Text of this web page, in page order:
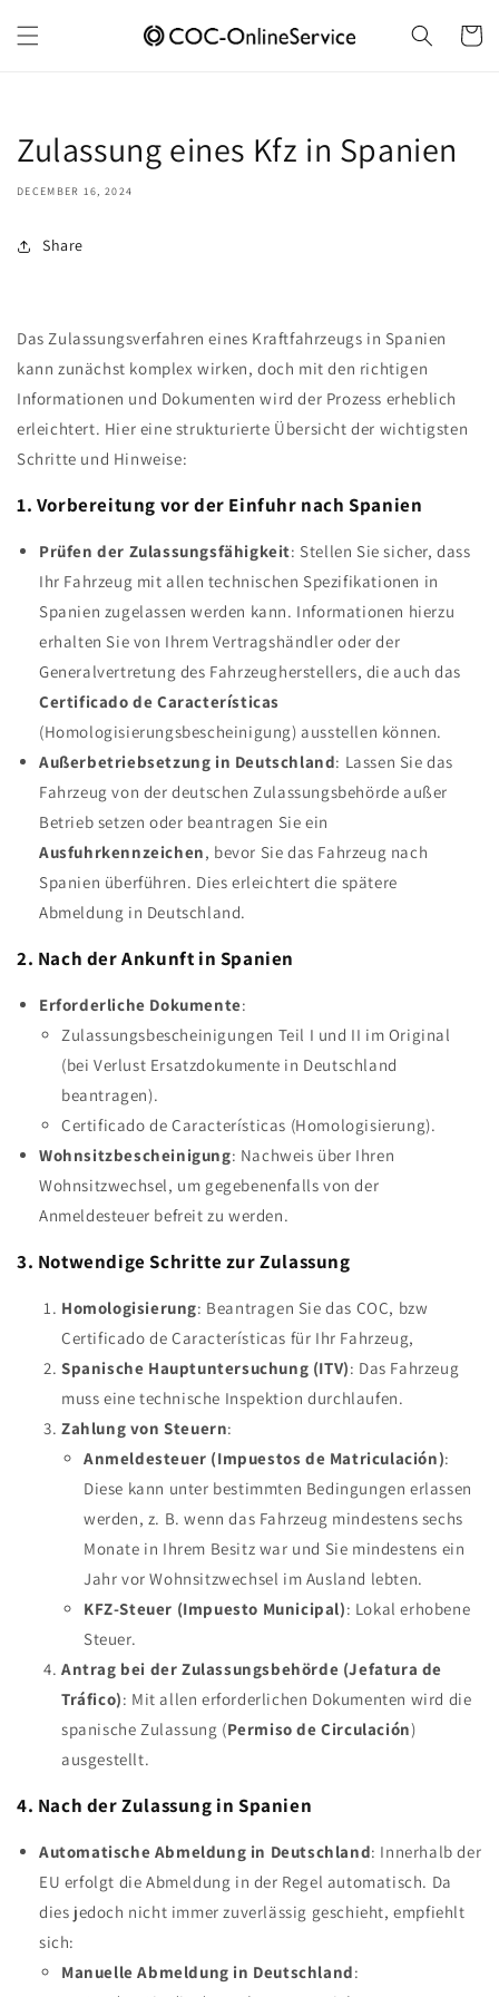
content
Cart
Zulassung eines Kfz in Spanien
DECEMBER 16, 2024
Share
Das Zulassungsverfahren eines Kraftfahrzeugs in Spanien
kann zunächst komplex wirken, doch mit den richtigen
Informationen und Dokumenten wird der Prozess erheblich
erleichtert. Hier eine strukturierte Übersicht der wichtigsten
Schritte und Hinweise:
1. Vorbereitung vor der Einfuhr nach Spanien
Prüfen der Zulassungsfähigkeit: Stellen Sie sicher, dass
Ihr Fahrzeug mit allen technischen Spezifikationen in
Spanien zugelassen werden kann. Informationen hierzu
erhalten Sie von Ihrem Vertragshändler oder der
Generalvertretung des Fahrzeugherstellers, die auch das
Certificado de Características
(Homologisierungsbescheinigung) ausstellen können.
Außerbetriebsetzung in Deutschland: Lassen Sie das
Fahrzeug von der deutschen Zulassungsbehörde außer
Betrieb setzen oder beantragen Sie ein
Ausfuhrkennzeichen, bevor Sie das Fahrzeug nach
Spanien überführen. Dies erleichtert die spätere
Abmeldung in Deutschland.
2. Nach der Ankunft in Spanien
Erforderliche Dokumente:
Zulassungsbescheinigungen Teil I und II im Original
(bei Verlust Ersatzdokumente in Deutschland
beantragen).
Certificado de Características (Homologisierung).
Wohnsitzbescheinigung: Nachweis über Ihren
Wohnsitzwechsel, um gegebenenfalls von der
Anmeldesteuer befreit zu werden.
3. Notwendige Schritte zur Zulassung
Homologisierung: Beantragen Sie das COC, bzw
Certificado de Características für Ihr Fahrzeug,
Spanische Hauptuntersuchung (ITV): Das Fahrzeug
muss eine technische Inspektion durchlaufen.
Zahlung von Steuern:
Anmeldesteuer (Impuestos de Matriculación):
Diese kann unter bestimmten Bedingungen erlassen
werden, z. B. wenn das Fahrzeug mindestens sechs
Monate in Ihrem Besitz war und Sie mindestens ein
Jahr vor Wohnsitzwechsel im Ausland lebten.
KFZ-Steuer (Impuesto Municipal): Lokal erhobene
Steuer.
Antrag bei der Zulassungsbehörde (Jefatura de
Tráfico): Mit allen erforderlichen Dokumenten wird die
spanische Zulassung (Permiso de Circulación)
ausgestellt.
4. Nach der Zulassung in Spanien
Automatische Abmeldung in Deutschland: Innerhalb der
EU erfolgt die Abmeldung in der Regel automatisch. Da
dies jedoch nicht immer zuverlässig geschieht, empfiehlt
sich:
Manuelle Abmeldung in Deutschland: